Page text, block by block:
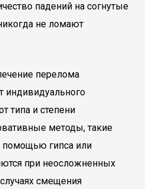
падений на согнутые
не ломают
перелома
индивидуального
типа и степени
методы, такие
помощью гипса или
при неосложненных
смещения